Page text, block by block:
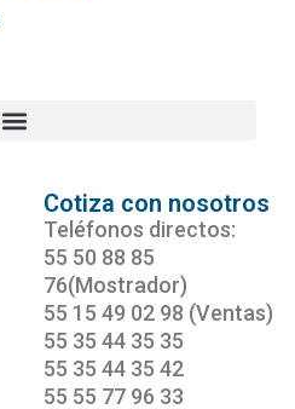
Cotiza con nosotros
Teléfonos directos:
55 50 88 85
76(Mostrador)
55 15 49 02 98 (Ventas)
55 35 44 35 35
55 35 44 35 42
55 55 77 96 33